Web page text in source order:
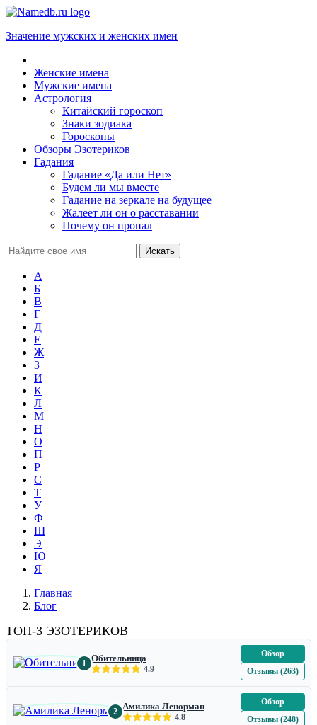
Значение мужских и женских имен
Женские имена
Мужские имена
Астрология
Китайский гороскоп
Знаки зодиака
Гороскопы
Обзоры Эзотериков
Гадания
Гадание «Да или Нет»
Будем ли мы вместе
Гадание на зеркале на будущее
Жалеет ли он о расставании
Почему он пропал
А
Б
В
Г
Д
Е
Ж
З
И
К
Л
М
Н
О
П
Р
С
Т
У
Ф
Ш
Э
Ю
Я
Главная
Блог
ТОП-3 ЭЗОТЕРИКОВ
1 Обительница
4.9
Обзор
Отзывы (263)
2 Амилика Ленорман
4.8
Обзор
Отзывы (248)